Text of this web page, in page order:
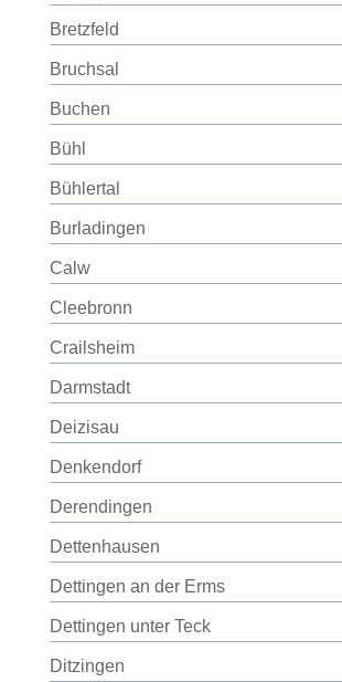
Bretzfeld
Bruchsal
Buchen
Bühl
Bühlertal
Burladingen
Calw
Cleebronn
Crailsheim
Darmstadt
Deizisau
Denkendorf
Derendingen
Dettenhausen
Dettingen an der Erms
Dettingen unter Teck
Ditzingen